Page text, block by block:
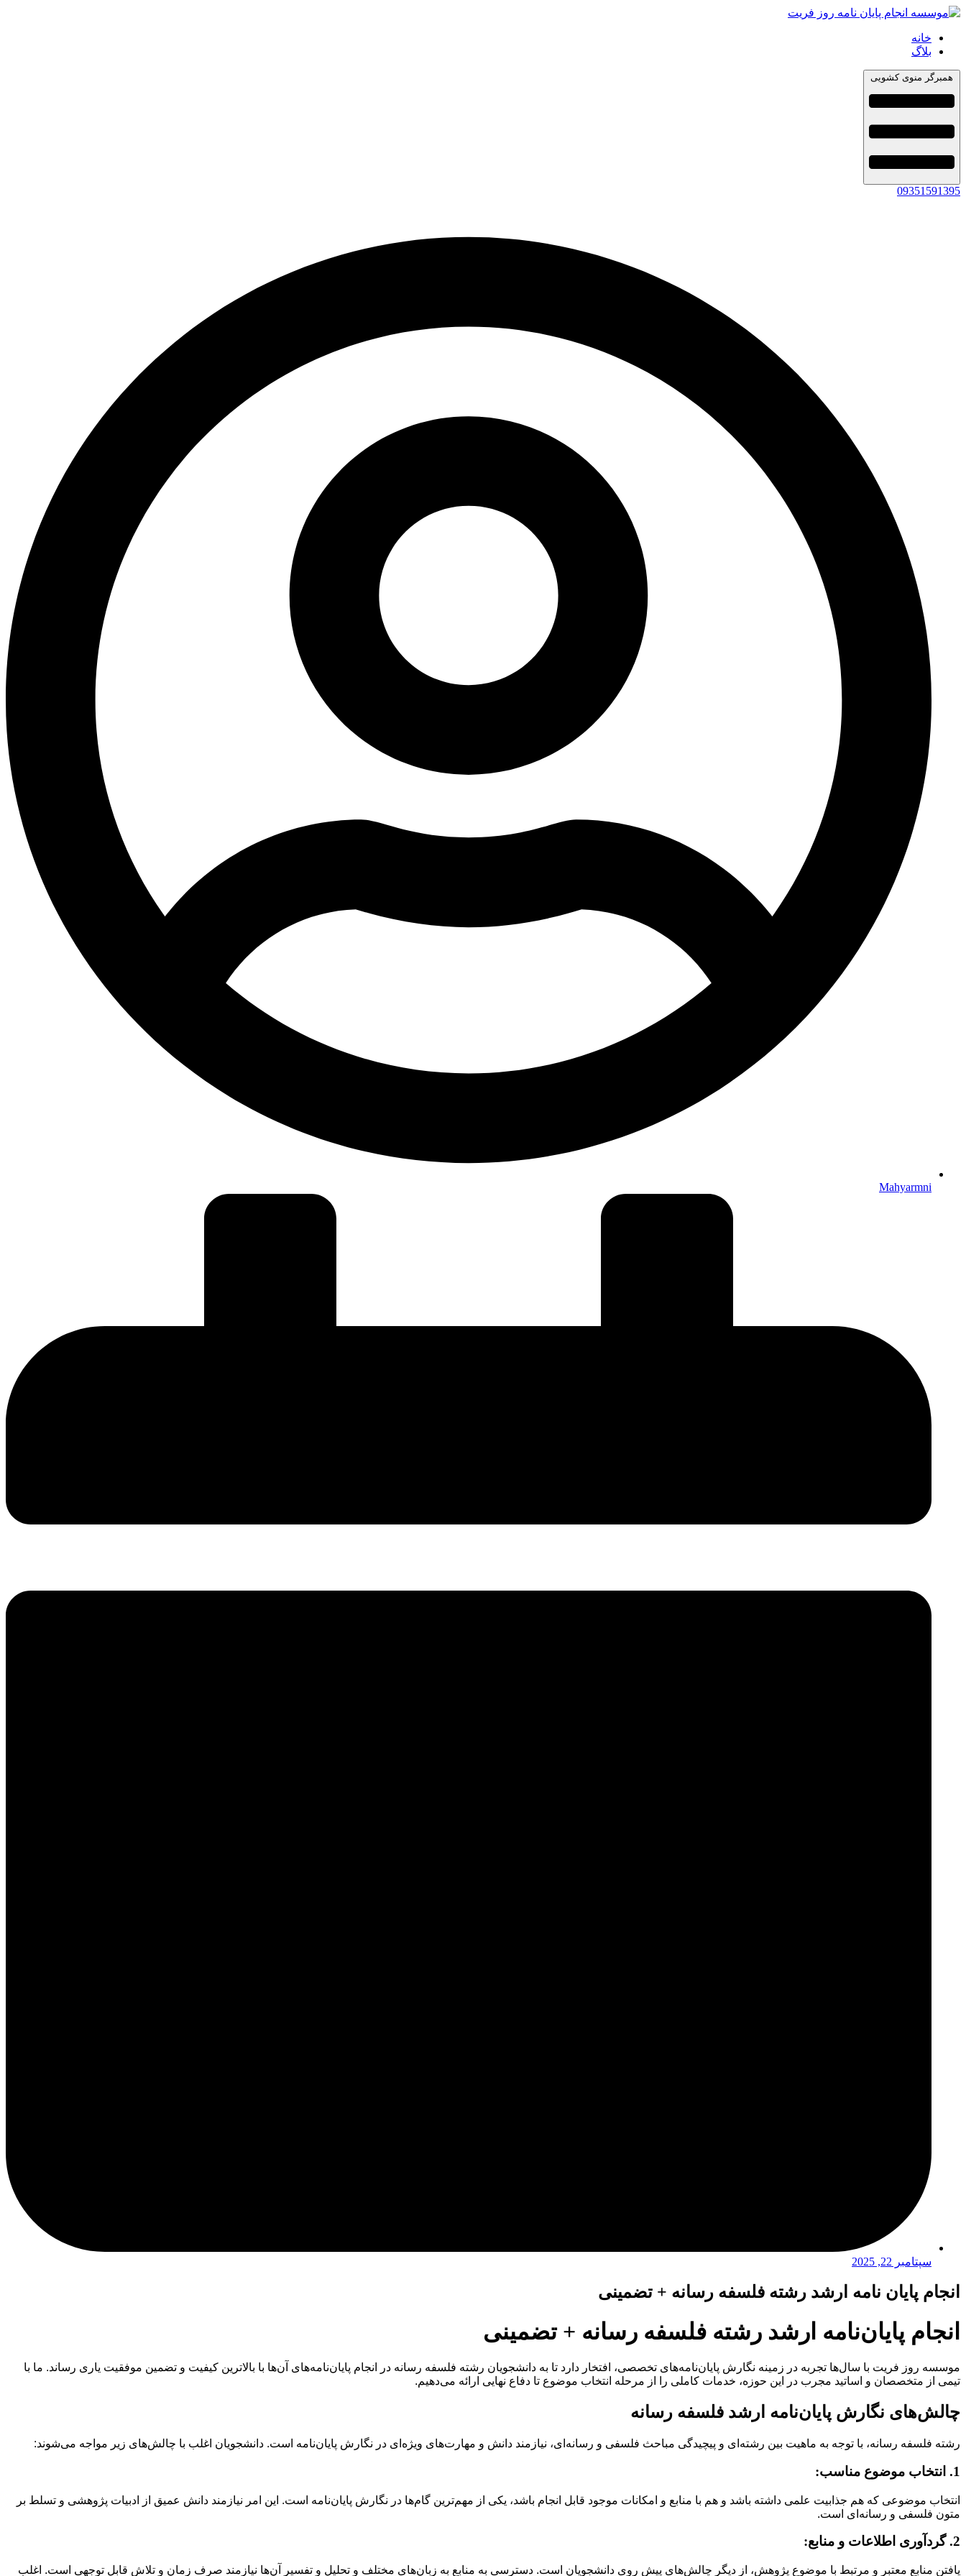
خانه
بلاگ
همبرگر منوی کشویی
09351591395
Mahyarmni
سپتامبر 22, 2025
انجام پایان نامه ارشد رشته فلسفه رسانه + تضمینی
انجام پایان‌نامه ارشد رشته فلسفه رسانه + تضمینی
موسسه روز فریت با سال‌ها تجربه در زمینه نگارش پایان‌نامه‌های تخصصی، افتخار دارد تا به دانشجویان رشته فلسفه رسانه در انجام پایان‌نامه‌های آن‌ها با بالاترین کیفیت و تضمین موفقیت یاری رساند. ما با
تیمی از متخصصان و اساتید مجرب در این حوزه، خدمات کاملی را از مرحله انتخاب موضوع تا دفاع نهایی ارائه می‌دهیم.
چالش‌های نگارش پایان‌نامه ارشد فلسفه رسانه
رشته فلسفه رسانه، با توجه به ماهیت بین رشته‌ای و پیچیدگی مباحث فلسفی و رسانه‌ای، نیازمند دانش و مهارت‌های ویژه‌ای در نگارش پایان‌نامه است. دانشجویان اغلب با چالش‌های زیر مواجه می‌شوند:
1. انتخاب موضوع مناسب:
انتخاب موضوعی که هم جذابیت علمی داشته باشد و هم با منابع و امکانات موجود قابل انجام باشد، یکی از مهم‌ترین گام‌ها در نگارش پایان‌نامه است. این امر نیازمند دانش عمیق از ادبیات پژوهشی و تسلط بر
متون فلسفی و رسانه‌ای است.
2. گردآوری اطلاعات و منابع:
یافتن منابع معتبر و مرتبط با موضوع پژوهش، از دیگر چالش‌های پیش روی دانشجویان است. دسترسی به منابع به زبان‌های مختلف و تحلیل و تفسیر آن‌ها نیازمند صرف زمان و تلاش قابل توجهی است. اغلب